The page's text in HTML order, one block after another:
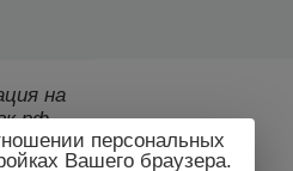
на
рф.,
персональных
Вашего браузера.